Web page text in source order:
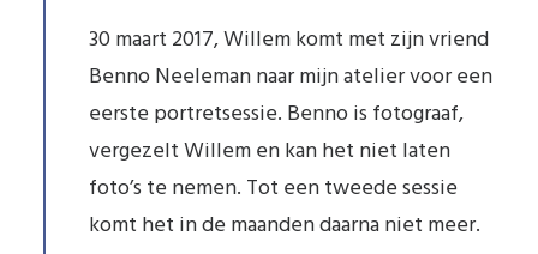
30 maart 2017, Willem komt met zijn vriend
Benno Neeleman naar mijn atelier voor een
eerste portretsessie. Benno is fotograaf,
vergezelt Willem en kan het niet laten
foto’s te nemen. Tot een tweede sessie
komt het in de maanden daarna niet meer.